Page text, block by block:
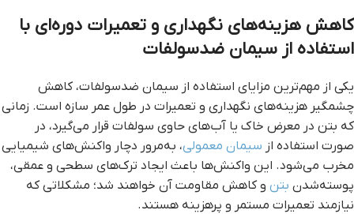
کاهش هزینه‌های نگهداری و تعمیرات دوره‌ای با
استفاده از سیمان ضدسولفات
یکی از مهم‌ترین مزایای استفاده از سیمان ضدسولفات، کاهش
چشمگیر هزینه‌های نگهداری و تعمیرات در طول عمر سازه است. زمانی
که بتن در معرض خاک یا آب‌های حاوی سولفات قرار می‌گیرد، در
صورت استفاده از سیمان معمولی، به‌مرور دچار واکنش‌های شیمیایی
مخرب می‌شود. این واکنش‌ها باعث ایجاد ترک‌های سطحی و عمقی،
پوسته‌شدن بتن و کاهش مقاومت آن خواهند شد؛ مشکلاتی که
نیازمند تعمیرات مستمر و پرهزینه هستند.